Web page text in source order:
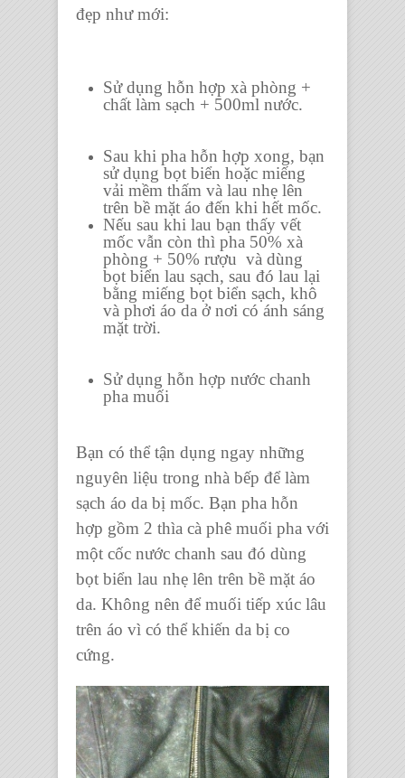
đẹp như mới:
Sử dụng hỗn hợp xà phòng +
chất làm sạch + 500ml nước.
Sau khi pha hỗn hợp xong, bạn
sử dụng bọt biển hoặc miếng
vải mềm thấm và lau nhẹ lên
trên bề mặt áo đến khi hết mốc.
Nếu sau khi lau bạn thấy vết
mốc vẫn còn thì pha 50% xà
phòng + 50% rượu và dùng
bọt biển lau sạch, sau đó lau lại
bằng miếng bọt biển sạch, khô
và phơi áo da ở nơi có ánh sáng
mặt trời.
Sử dụng hỗn hợp nước chanh
pha muối
Bạn có thể tận dụng ngay những
nguyên liệu trong nhà bếp để làm
sạch áo da bị mốc. Bạn pha hỗn
hợp gồm 2 thìa cà phê muối pha với
một cốc nước chanh sau đó dùng
bọt biển lau nhẹ lên trên bề mặt áo
da. Không nên để muối tiếp xúc lâu
trên áo vì có thể khiến da bị co
cứng.